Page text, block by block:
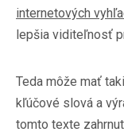
internetových
lepšia viditeľnosť
Teda môže mať
kľúčové slová a
tomto texte